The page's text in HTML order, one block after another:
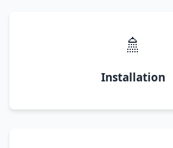
🚿
Installation